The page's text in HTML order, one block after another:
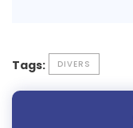
Tags: DIVERS